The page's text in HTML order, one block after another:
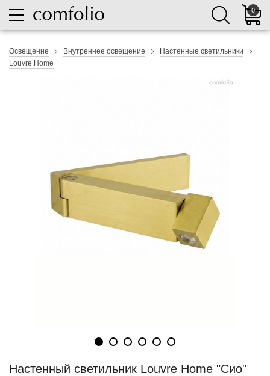
0
Освещение Внутреннее освещение
Настенные светильники
Louvre Home
Настенный светильник Louvre Home "Сио"